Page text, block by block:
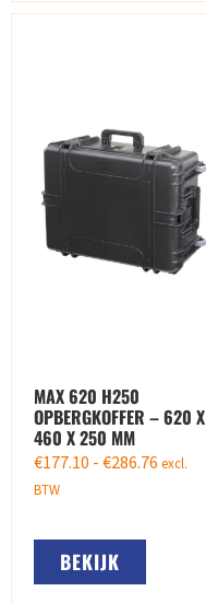
MAX 620 H250
OPBERGKOFFER – 620 X
460 X 250 MM
€177.10 - €286.76 excl.
BTW
BEKIJK